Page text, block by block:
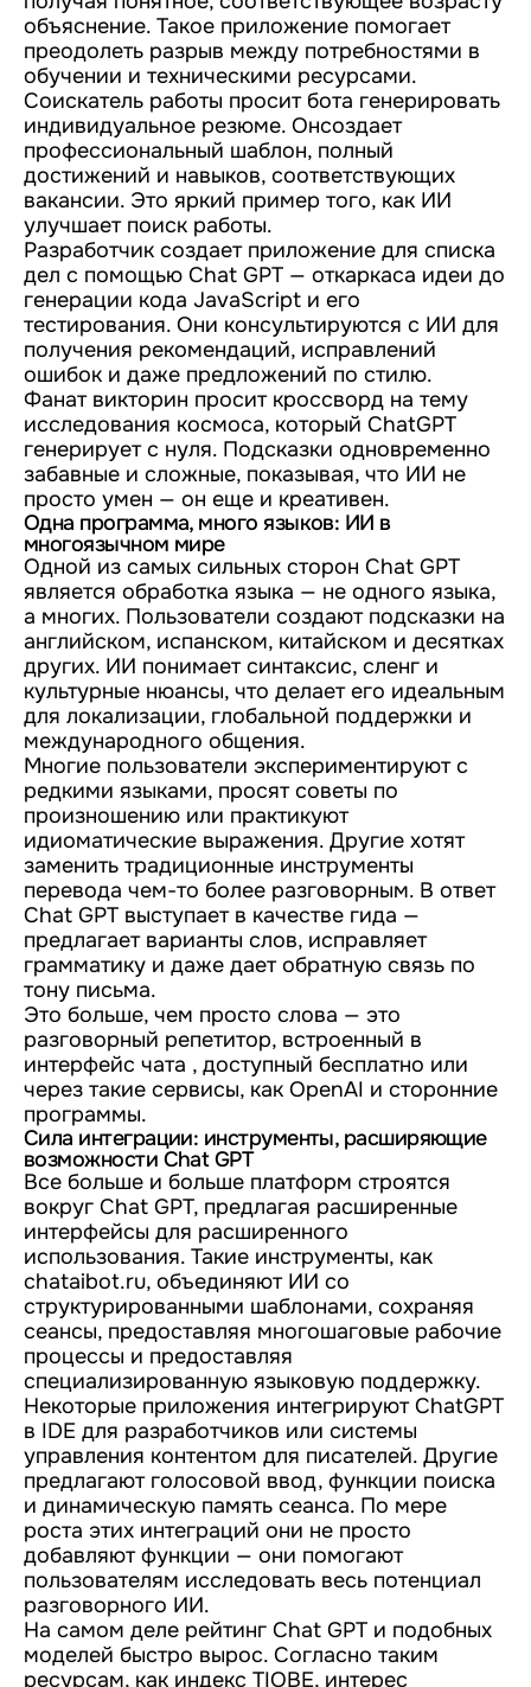
объяснение. Такое приложение помогает
преодолеть разрыв между потребностями в
обучении и техническими ресурсами.
Соискатель работы просит бота генерировать
индивидуальное резюме. Онсоздает
профессиональный шаблон, полный
достижений и навыков, соответствующих
вакансии. Это яркий пример того, как ИИ
улучшает поиск работы.
Разработчик создает приложение для списка
дел с помощью Chat GPT — откаркаса идеи до
генерации кода JavaScript и его
тестирования. Они консультируются с ИИ для
получения рекомендаций, исправлений
ошибок и даже предложений по стилю.
Фанат викторин просит кроссворд на тему
исследования космоса, который ChatGPT
генерирует с нуля. Подсказки одновременно
забавные и сложные, показывая, что ИИ не
просто умен — он еще и креативен.
Одна программа, много языков: ИИ в
многоязычном мире
Одной из самых сильных сторон Chat GPT
является обработка языка — не одного языка,
а многих. Пользователи создают подсказки на
английском, испанском, китайском и десятках
других. ИИ понимает синтаксис, сленг и
культурные нюансы, что делает его идеальным
для локализации, глобальной поддержки и
международного общения.
Многие пользователи экспериментируют с
редкими языками, просят советы по
произношению или практикуют
идиоматические выражения. Другие хотят
заменить традиционные инструменты
перевода чем-то более разговорным. В ответ
Chat GPT выступает в качестве гида —
предлагает варианты слов, исправляет
грамматику и даже дает обратную связь по
тону письма.
Это больше, чем просто слова — это
разговорный репетитор, встроенный в
интерфейс чата , доступный бесплатно или
через такие сервисы, как OpenAI и сторонние
программы.
Сила интеграции: инструменты, расширяющие
возможности Chat GPT
Все больше и больше платформ строятся
вокруг Chat GPT, предлагая расширенные
интерфейсы для расширенного
использования. Такие инструменты, как
chataibot.ru, объединяют ИИ со
структурированными шаблонами, сохраняя
сеансы, предоставляя многошаговые рабочие
процессы и предоставляя
специализированную языковую поддержку.
Некоторые приложения интегрируют ChatGPT
в IDE для разработчиков или системы
управления контентом для писателей. Другие
предлагают голосовой ввод, функции поиска
и динамическую память сеанса. По мере
роста этих интеграций они не просто
добавляют функции — они помогают
пользователям исследовать весь потенциал
разговорного ИИ.
На самом деле рейтинг Chat GPT и подобных
моделей быстро вырос. Согласно таким
ресурсам, как индекс TIOBE, интерес